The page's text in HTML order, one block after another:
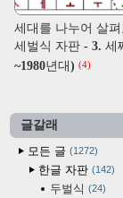
세대를 나누어 살
세벌식 자판 - 3. 세
~1980년대)(4)
글갈래
모든 글
1272
한글 자판 142
두벌식 24